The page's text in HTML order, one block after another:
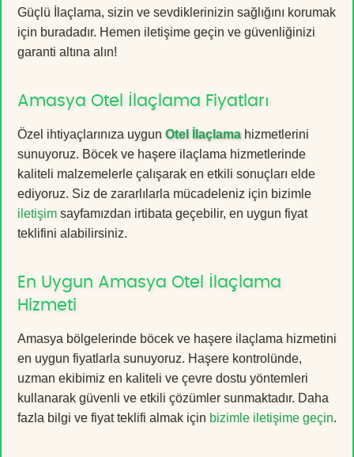
Güçlü İlaçlama, sizin ve sevdiklerinizin sağlığını korumak
için buradadır. Hemen iletişime geçin ve güvenliğinizi
garanti altına alın!
Amasya Otel İlaçlama Fiyatları
Özel ihtiyaçlarınıza uygun Otel İlaçlamahizmetlerini
sunuyoruz. Böcek ve haşere ilaçlama hizmetlerinde
kaliteli malzemelerle çalışarak en etkili sonuçları elde
ediyoruz. Siz de zararlılarla mücadeleniz için bizimle
iletişim sayfamızdan irtibata geçebilir, en uygun fiyat
teklifini alabilirsiniz.
En Uygun Amasya Otel İlaçlama
Hizmeti
Amasya bölgelerinde böcek ve haşere ilaçlama hizmetini
en uygun fiyatlarla sunuyoruz. Haşere kontrolünde,
uzman ekibimiz en kaliteli ve çevre dostu yöntemleri
kullanarak güvenli ve etkili çözümler sunmaktadır. Daha
fazla bilgi ve fiyat teklifi almak için bizimle iletişime geçin.